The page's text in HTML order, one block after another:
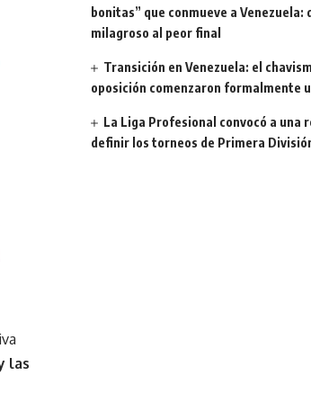
las
bonitas” que conmueve a Venezuela:
milagroso al peor final
Transición en Venezuela: el
oposición comenzaron formalmente
La Liga Profesional convocó a una
definir los torneos de Primera